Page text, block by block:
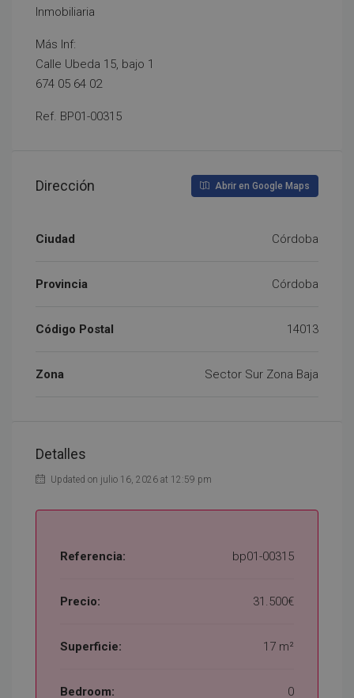
Inmobiliaria
Más Inf:
Calle Ubeda 15, bajo 1
674 05 64 02
Ref. BP01-00315
Dirección Abrir en Google Maps
Ciudad Córdoba
Provincia Córdoba
Código Postal 14013
Zona Sector Sur Zona Baja
Detalles
Updated on julio 16, 2026 at 12:59 pm
Referencia: bp01-00315
Precio: 31.500€
Superficie: 17 m²
Bedroom: 0